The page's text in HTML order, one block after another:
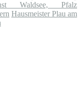
Waldsee, Pfalz
Hausmeister Plau am